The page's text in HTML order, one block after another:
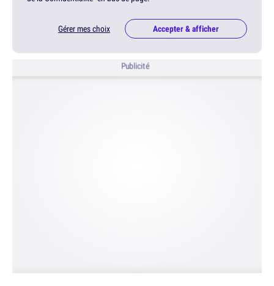
Gérer mes choix Accepter & afficher
Publicité